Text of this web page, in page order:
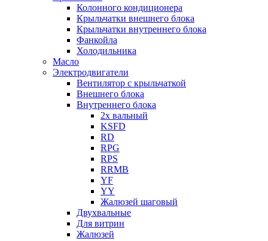
Колонного кондиционера
Крыльчатки внешнего блока
Крыльчатки внутреннего блока
Фанкойла
Холодильника
Масло
Электродвигатели
Вентилятор с крыльчаткой
Внешнего блока
Внутреннего блока
2х вальный
KSFD
RD
RPG
RPS
RRMB
YF
YY
Жалюзей шаговый
Двухвальные
Для витрин
Жалюзей